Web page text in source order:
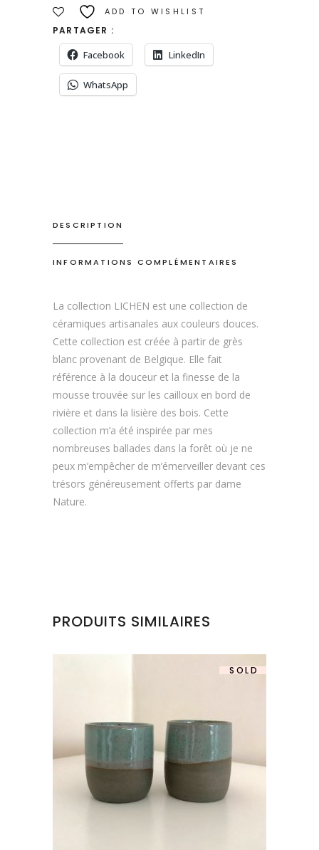
ADD TO WISHLIST
PARTAGER :
Facebook LinkedIn
WhatsApp
DESCRIPTION
INFORMATIONS COMPLÉMENTAIRES
La collection LICHEN est une collection de
céramiques artisanales aux couleurs douces.
Cette collection est créée à partir de grès
blanc provenant de Belgique. Elle fait
référence à la douceur et la finesse de la
mousse trouvée sur les cailloux en bord de
rivière et dans la lisière des bois. Cette
collection m’a été inspirée par mes
nombreuses ballades dans la forêt où je ne
peux m’empêcher de m’émerveiller devant ces
trésors généreusement offerts par dame
Nature.
PRODUITS SIMILAIRES
SOLD